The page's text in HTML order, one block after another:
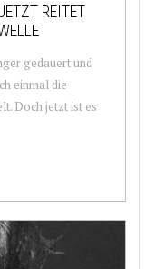
REITET
gedauert und
einmal die
Doch jetzt ist es